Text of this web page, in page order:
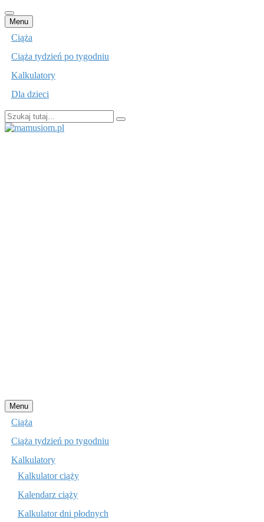
Menu Przejdź
do
Ciąża
Ciąża tydzień po tygodniu
Kalkulatory
Dla dzieci
Szukaj:
Menu Przejdź
do
Ciąża
Ciąża tydzień po tygodniu
Kalkulatory
Kalkulator ciąży
Kalendarz ciąży
Kalkulator dni płodnych